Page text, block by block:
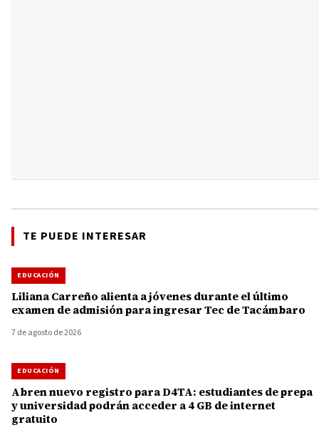
TE PUEDE INTERESAR
EDUCACIÓN
Liliana Carreño alienta a jóvenes durante el último
examen de admisión para ingresar Tec de Tacámbaro
7 de agosto de 2026
EDUCACIÓN
Abren nuevo registro para D4TA: estudiantes de prepa
y universidad podrán acceder a 4 GB de internet
gratuito